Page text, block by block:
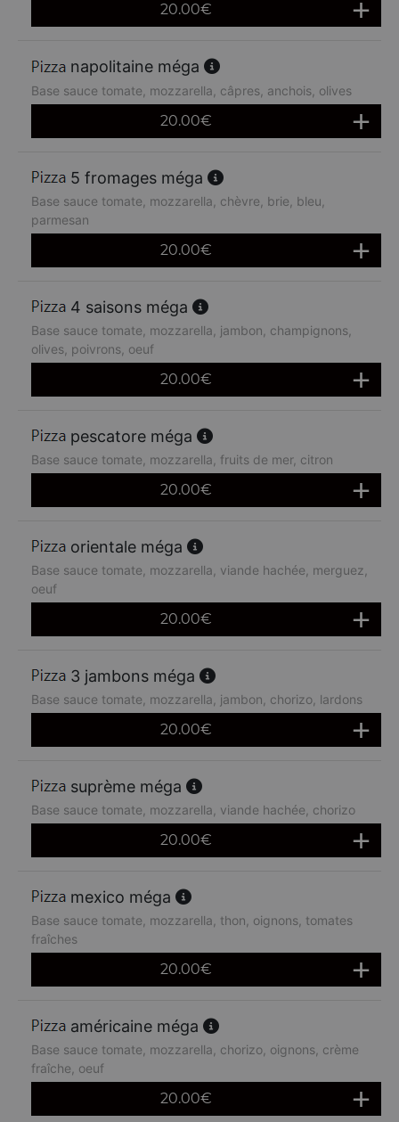
20.00€
napolitaine méga
Base sauce tomate, mozzarella, câpres, anchois, olives
20.00€
5 fromages méga
Base sauce tomate, mozzarella, chèvre, brie, bleu,
parmesan
20.00€
4 saisons méga
Base sauce tomate, mozzarella, jambon, champignons,
olives, poivrons, oeuf
20.00€
pescatore méga
Base sauce tomate, mozzarella, fruits de mer, citron
20.00€
orientale méga
Base sauce tomate, mozzarella, viande hachée, merguez,
oeuf
20.00€
3 jambons méga
Base sauce tomate, mozzarella, jambon, chorizo, lardons
20.00€
suprème méga
Base sauce tomate, mozzarella, viande hachée, chorizo
20.00€
mexico méga
Base sauce tomate, mozzarella, thon, oignons, tomates
fraîches
20.00€
américaine méga
Base sauce tomate, mozzarella, chorizo, oignons, crème
fraîche, oeuf
20.00€